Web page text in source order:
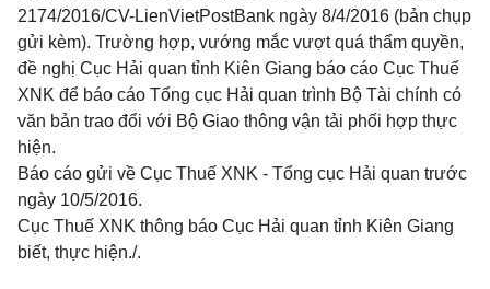
2174/2016/CV-LienVietPostBank ngày 8/4/2016 (bản chụp
gửi kèm). Trường hợp, vướng mắc vượt quá thẩm quyền,
đề nghị Cục Hải quan tỉnh Kiên Giang báo cáo Cục Thuế
XNK để báo cáo Tổng cục Hải quan trình Bộ Tài chính có
văn bản trao đổi với Bộ Giao thông vận tải phối hợp thực
hiện.
Báo cáo gửi về Cục Thuế XNK - Tổng cục Hải quan trước
ngày 10/5/2016.
Cục Thuế XNK thông báo Cục Hải quan tỉnh Kiên Giang
biết, thực hiện./.